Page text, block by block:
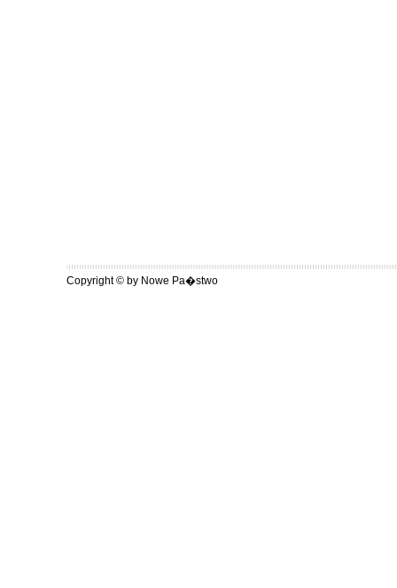
Copyright © by Nowe Pa�stwo